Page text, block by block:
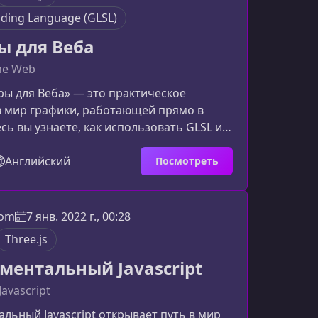
Language (GLSL)
для Веба
Web
для Веба» — это практическое
мир графики, работающей прямо в
вы узнаете, как использовать GLSL и
эффекты, которые делают
более выразительными,
и технологичными.Что вы получите
шейдеров —
востребованных дисциплин в
Она объединяет математику,
и дизайн, позволяя создав
Английский Посмотреть
7 янв. 2022 г., 00:28
Three.js
Javascript
Javascript открывает путь в мир